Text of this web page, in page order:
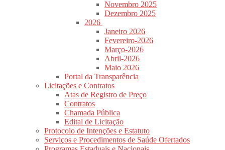
Novembro 2025
Dezembro 2025
2026
Janeiro 2026
Fevereiro-2026
Março-2026
Abril-2026
Maio 2026
Portal da Transparência
Licitações e Contratos
Atas de Registro de Preço
Contratos
Chamada Pública
Edital de Licitação
Protocolo de Intenções e Estatuto
Serviços e Procedimentos de Saúde Ofertados